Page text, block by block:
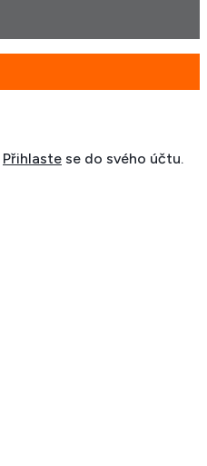
Přihlaste se do svého účtu.